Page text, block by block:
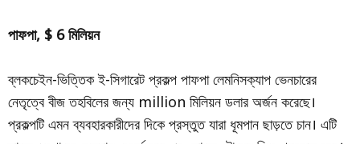
পাফপা, $ 6 মিলিয়ন
ব্লকচেইন-ভিত্তিক ই-সিগারেট প্রকল্প পাফপা লেমনিসক্যাপ ভেনচারের
নেতৃত্বে বীজ তহবিলের জন্য million মিলিয়ন ডলার অর্জন করেছে।
প্রকল্পটি এমন ব্যবহারকারীদের দিকে প্রস্তুত যারা ধূমপান ছাড়তে চান। এটি